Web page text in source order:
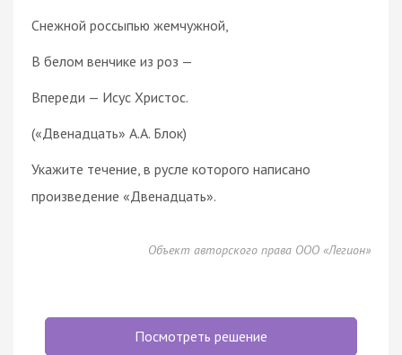
Снежной россыпью жемчужной,
В белом венчике из роз —
Впереди — Исус Христос.
(«Двенадцать» А.А. Блок)
Укажите течение, в русле которого написано
произведение «Двенадцать».
Объект авторского права ООО «Легион»
Посмотреть решение